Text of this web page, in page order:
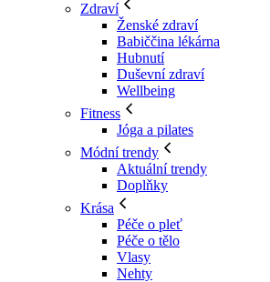
Zdraví
Ženské zdraví
Babiččina lékárna
Hubnutí
Duševní zdraví
Wellbeing
Fitness
Jóga a pilates
Módní trendy
Aktuální trendy
Doplňky
Krása
Péče o pleť
Péče o tělo
Vlasy
Nehty